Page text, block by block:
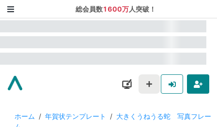
総会員数1600万人突破！
ホーム / 年賀状テンプレート / 大きくうねうる蛇 写真フレー